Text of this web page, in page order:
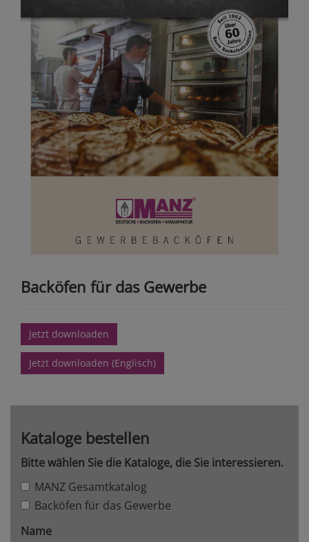
Backöfen für das Gewerbe
Jetzt downloaden
Jetzt downloaden (Englisch)
Kataloge bestellen
Bitte wählen Sie die Kataloge, die Sie interessieren.
MANZ Gesamtkatalog
Backöfen für das Gewerbe
Name